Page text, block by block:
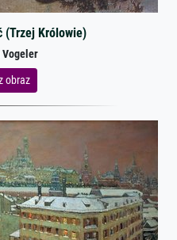
(Trzej Królowie)
obraz